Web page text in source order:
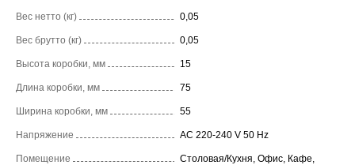
Вес нетто (кг) 0,05
Вес брутто (кг) 0,05
Высота коробки, мм 15
Длина коробки, мм 75
Ширина коробки, мм 55
Напряжение AC 220-240 V 50 Hz
Помещение
Столовая/Кухня, Офис, Кафе,